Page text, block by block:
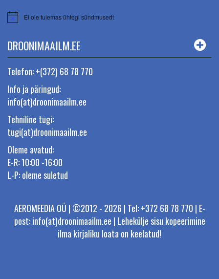
Ei ole tulemas ühtegi sündmusedt
DROONIMAAILM.EE
Telefon: +(372) 68 78 770
Info ja päringud:
info(at)droonimaailm.ee
Tehniline tugi:
tugi(at)droonimaailm.ee
Oleme avatud:
E-R: 10:00 -16:00
L-P: oleme suletud
AEROMEEDIA OÜ | ©2012 - 2026 | Tel: +372 68 78 770 | E-
post: info(at)droonimaailm.ee | Lehekülje sisu kopeerimine
ilma kirjaliku loata on keelatud!